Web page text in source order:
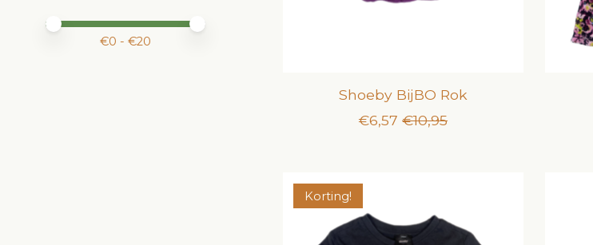
Minimale prijswaarde
Price maximum value
€0 - €20
Shoeby BijBO Rok
€6,57 €10,95
Korting!